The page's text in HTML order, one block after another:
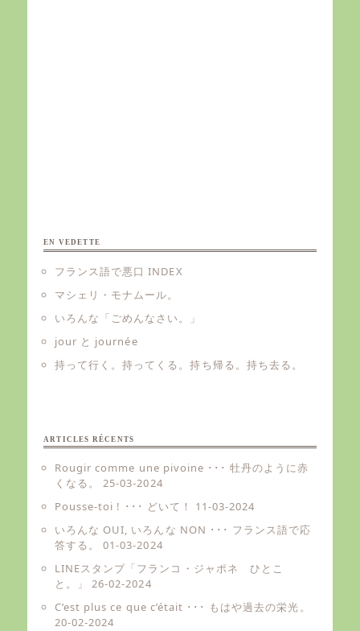
EN VEDETTE
フランス語で悪口 INDEX
マシェリ・モナムール。
いろんな「ごめんなさい。」
jour と journée
持って行く。持ってくる。持ち帰る。持ち去る。
ARTICLES RÉCENTS
Rougir comme une pivoine ･･･ 牡丹のように赤
くなる。
25-03-2024
Pousse-toi ! ･･･ どいて！
11-03-2024
いろんな OUI, いろんな NON ･･･ フランス語で応
答する。
01-03-2024
LINEスタンプ「フランコ・ジャポネ ひとこ
と。」
26-02-2024
C’est plus ce que c’était ･･･ もはや過去の栄光。
20-02-2024